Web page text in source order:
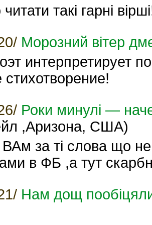
такі гарні
Морозний вітер
интерпретирует
Роки минулі —
,Аризона, США)
за ті слова що не
в ФБ ,а тут
Нам дощ